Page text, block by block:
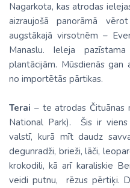
Nagarkota, kas atrodas
aizraujošā panorāmā
augstākajā virsotnēm –
Manaslu. Ieleja
plantācijām. Mūsdienās gan
no importētās pārtikas.
Terai – te atrodas Čituānas
National Park). Šis ir
valstī, kurā mīt daudz
degunradži, brieži, lāči,
krokodili, kā arī karaliskie
veidi putnu, rēzus pērtiķi.